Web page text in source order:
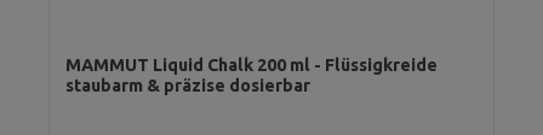
MAMMUT Liquid Chalk 200 ml - Flüssigkreide
staubarm & präzise dosierbar